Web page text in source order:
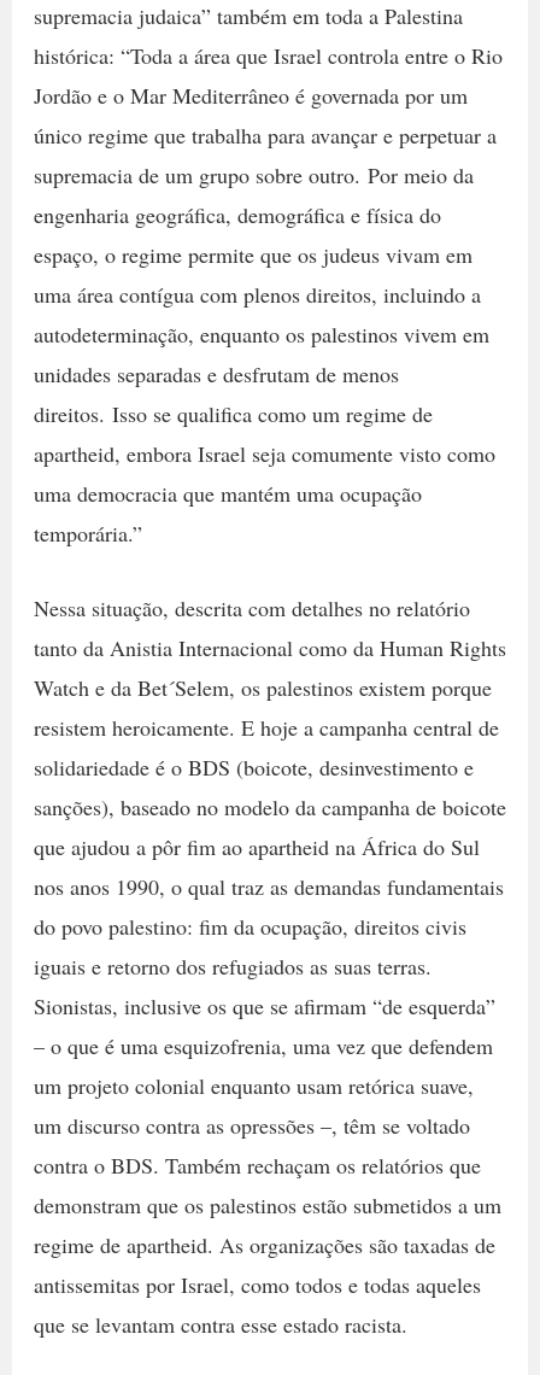
supremacia judaica” também em toda a Palestina
histórica: “Toda a área que Israel controla entre o Rio
Jordão e o Mar Mediterrâneo é governada por um
único regime que trabalha para avançar e perpetuar a
supremacia de um grupo sobre outro. Por meio da
engenharia geográfica, demográfica e física do
espaço, o regime permite que os judeus vivam em
uma área contígua com plenos direitos, incluindo a
autodeterminação, enquanto os palestinos vivem em
unidades separadas e desfrutam de menos
direitos. Isso se qualifica como um regime de
apartheid, embora Israel seja comumente visto como
uma democracia que mantém uma ocupação
temporária.”
Nessa situação, descrita com detalhes no relatório
tanto da Anistia Internacional como da Human Rights
Watch e da Bet´Selem, os palestinos existem porque
resistem heroicamente. E hoje a campanha central de
solidariedade é o BDS (boicote, desinvestimento e
sanções), baseado no modelo da campanha de boicote
que ajudou a pôr fim ao apartheid na África do Sul
nos anos 1990, o qual traz as demandas fundamentais
do povo palestino: fim da ocupação, direitos civis
iguais e retorno dos refugiados as suas terras.
Sionistas, inclusive os que se afirmam “de esquerda”
– o que é uma esquizofrenia, uma vez que defendem
um projeto colonial enquanto usam retórica suave,
um discurso contra as opressões –, têm se voltado
contra o BDS. Também rechaçam os relatórios que
demonstram que os palestinos estão submetidos a um
regime de apartheid. As organizações são taxadas de
antissemitas por Israel, como todos e todas aqueles
que se levantam contra esse estado racista.